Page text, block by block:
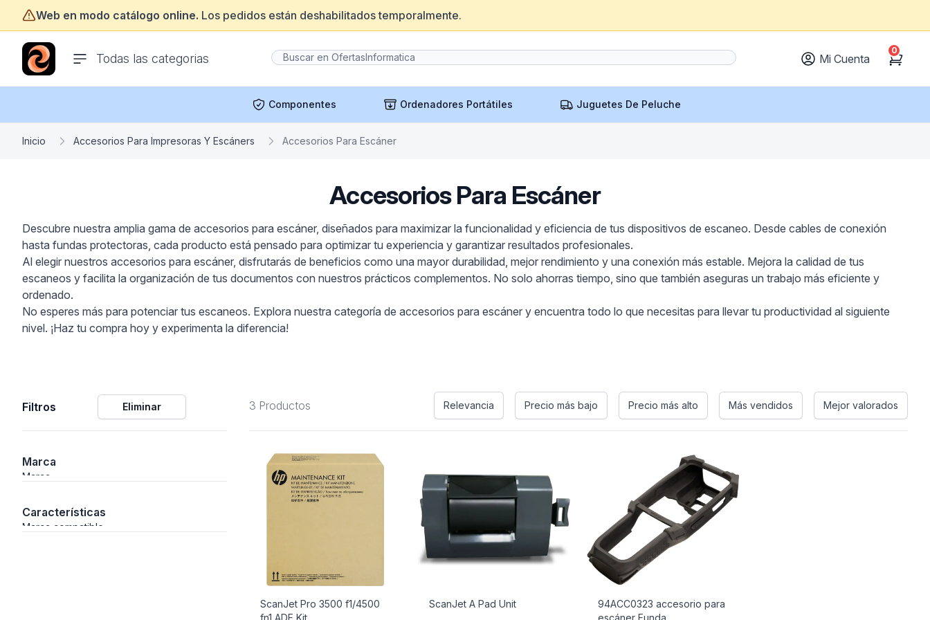
Web en modo catálogo online. Los pedidos están deshabilitados temporalmente.
Todas las categorias
ofertasinformatica.com
Mi Cuenta Cart
0
Componentes Ordenadores Portátiles Juguetes De Peluche
Inicio Accesorios Para Impresoras Y Escáners Accesorios Para Escáner
Accesorios Para Escáner
Descubre nuestra amplia gama de accesorios para escáner, diseñados para maximizar la funcionalidad y eficiencia de tus dispositivos de escaneo. Desde cables de conexión
hasta fundas protectoras, cada producto está pensado para optimizar tu experiencia y garantizar resultados profesionales.
Al elegir nuestros accesorios para escáner, disfrutarás de beneficios como una mayor durabilidad, mejor rendimiento y una conexión más estable. Mejora la calidad de tus
escaneos y facilita la organización de tus documentos con nuestros prácticos complementos. No solo ahorras tiempo, sino que también aseguras un trabajo más eficiente y
ordenado.
No esperes más para potenciar tus escaneos. Explora nuestra categoría de accesorios para escáner y encuentra todo lo que necesitas para llevar tu productividad al siguiente
nivel. ¡Haz tu compra hoy y experimenta la diferencia!
Filtros Eliminar
Marca
Marca
Características
Marca compatible
3 Productos Relevancia Precio más bajo Precio más alto Más vendidos Mejor valorados
ScanJet Pro 3500 f1/4500
fn1 ADF Kit
ScanJet A Pad Unit
94ACC0323 accesorio para
escáner Funda